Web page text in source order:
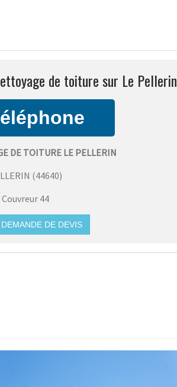
de toiture sur Le Pellerin
DE TOITURE LE PELLERIN
(44640)
Couvreur 44
DE DEVIS